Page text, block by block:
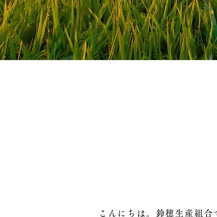
こんにちは。鈴穂生産組合